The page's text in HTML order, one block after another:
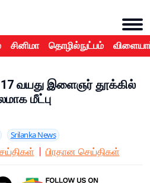
சினிமா தொழில்நுட்பம்
வயது இளைஞர் தூக்கில்
மீட்பு
Srilanka News
பிரதான செய்திகள்